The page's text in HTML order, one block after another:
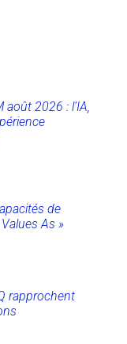
2026 : l’IA,
de
As »
rapprochent